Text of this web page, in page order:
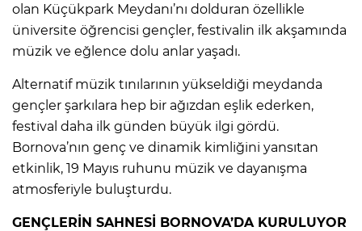
olan Küçükpark Meydanı’nı dolduran özellikle
üniversite öğrencisi gençler, festivalin ilk akşamında
müzik ve eğlence dolu anlar yaşadı.
Alternatif müzik tınılarının yükseldiği meydanda
gençler şarkılara hep bir ağızdan eşlik ederken,
festival daha ilk günden büyük ilgi gördü.
Bornova’nın genç ve dinamik kimliğini yansıtan
etkinlik, 19 Mayıs ruhunu müzik ve dayanışma
atmosferiyle buluşturdu.
GENÇLERİN SAHNESİ BORNOVA’DA KURULUYOR